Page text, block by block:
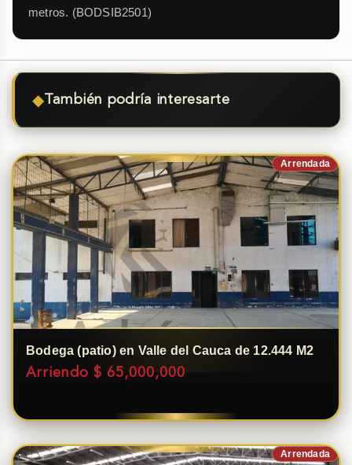
metros. (BODSIB2501)
◆También podría interesarte
Arrendada
Bodega (patio) en Valle del Cauca de 12.444 M2
Arriendo $ 65,000,000
Arrendada